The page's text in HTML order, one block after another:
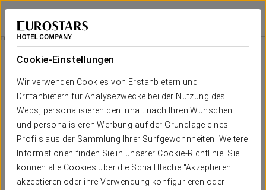
Cookie-Einstellungen
Wir verwenden Cookies von Erstanbietern und
Drittanbietern für Analysezwecke bei der Nutzung des
Webs, personalisieren den Inhalt nach Ihren Wünschen
und personalisieren Werbung auf der Grundlage eines
Profils aus der Sammlung Ihrer Surfgewohnheiten. Weitere
Informationen finden Sie in unserer Cookie-Richtlinie. Sie
können alle Cookies über die Schaltfläche "Akzeptieren"
akzeptieren oder ihre Verwendung konfigurieren oder
Eurostars Gran Hotel Santiago
SANTIAGO DE COMPOSTELA
Romantisches Erlebnis
20 €